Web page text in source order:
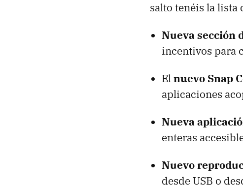
salto tenéis la lista
Nueva sección
incentivos para
Elnuevo Snap
aplicaciones
Nueva
enteras
Nuevo
desde USB o